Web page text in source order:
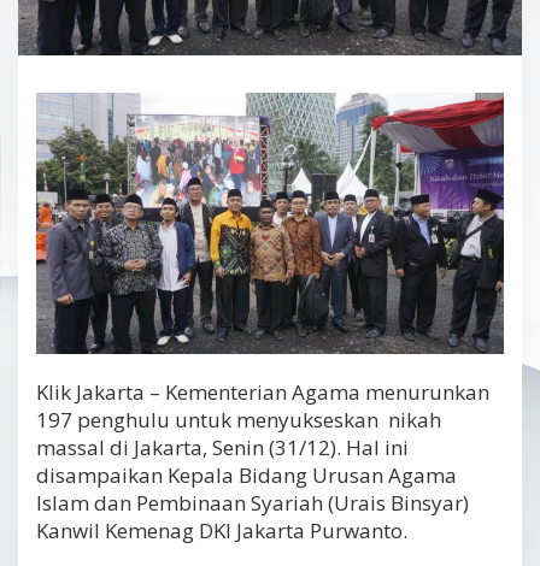
Klik Jakarta – Kementerian Agama menurunkan
197 penghulu untuk menyukseskan nikah
massal di Jakarta, Senin (31/12). Hal ini
disampaikan Kepala Bidang Urusan Agama
Islam dan Pembinaan Syariah (Urais Binsyar)
Kanwil Kemenag DKI Jakarta Purwanto.